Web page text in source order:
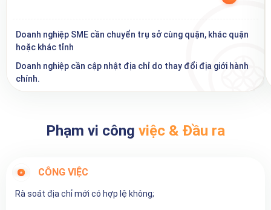
Doanh nghiệp SME cần chuyển trụ sở cùng quận, khác quận
hoặc khác tỉnh
Doanh nghiệp cần cập nhật địa chỉ do thay đổi địa giới hành
chính.
Phạm vi công việc & Đầu ra
CÔNG VIỆC
Rà soát địa chỉ mới có hợp lệ không;